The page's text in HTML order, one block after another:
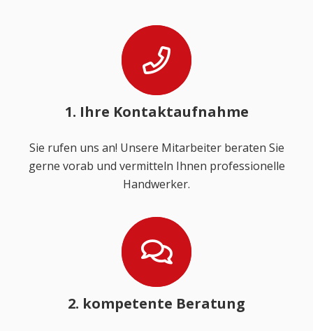
1. Ihre Kontaktaufnahme
Sie rufen uns an! Unsere Mitarbeiter beraten Sie
gerne vorab und vermitteln Ihnen professionelle
Handwerker.
2. kompetente Beratung